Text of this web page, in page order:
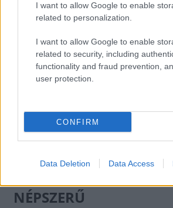
I want to allow Google to enable
related to personalization.
I want to allow Google to enable
related to security, including
functionality and fraud prevention,
user protection.
CONFIRM
Data Deletion Data Access
Hét egyszerű szokás, amivel
takaríthatunk meg
NÉPSZERŰ